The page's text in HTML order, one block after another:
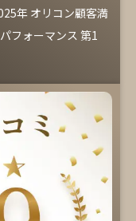
年 オリコン顧客満
フォーマンス 第1